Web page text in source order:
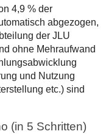
4,9 % der
abgezogen,
der JLU
ohne Mehraufwand
und Nutzung
etc.) sind
(in 5 Schritten)